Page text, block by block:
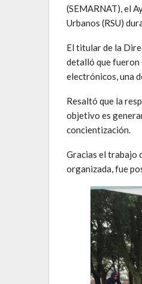
(SEMARNAT), el
Urbanos (RSU)
El titular de la
detalló que fueron
electrónicos, una
Resaltó que la
objetivo es
concientización.
Gracias el trabajo
organizada, fue